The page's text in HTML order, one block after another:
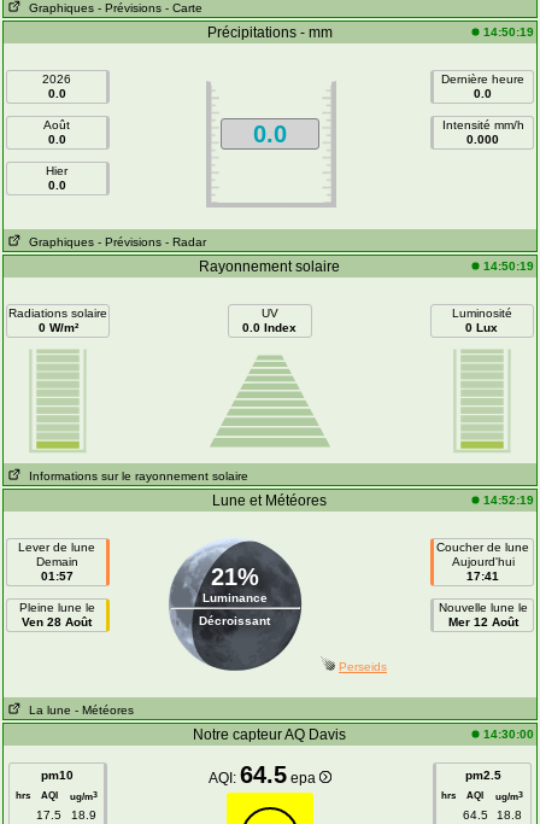
Graphiques - Prévisions - Carte
Précipitations - mm 14:50:19
2026
0.0
Août
0.0
Hier
0.0
0.0
Dernière heure
0.0
Intensité mm/h
0.000
Graphiques - Prévisions - Radar
Rayonnement solaire 14:50:19
Radiations solaire
0 W/m²
UV
0.0 Index
Luminosité
0 Lux
Informations sur le rayonnement solaire
Lune et Météores 14:52:19
Lever de lune
Demain
01:57
Pleine lune le
Ven 28 Août
21%
Luminance
Décroissant
Coucher de lune
Aujourd'hui
17:41
Nouvelle lune le
Mer 12 Août
Perseids
La lune - Météores
Notre capteur AQ Davis 14:30:00
pm10
hrs AQI ug/m3
17.5 18.9
AQI: 64.5 epa pm2.5
hrs AQI ug/m3
64.5 18.8